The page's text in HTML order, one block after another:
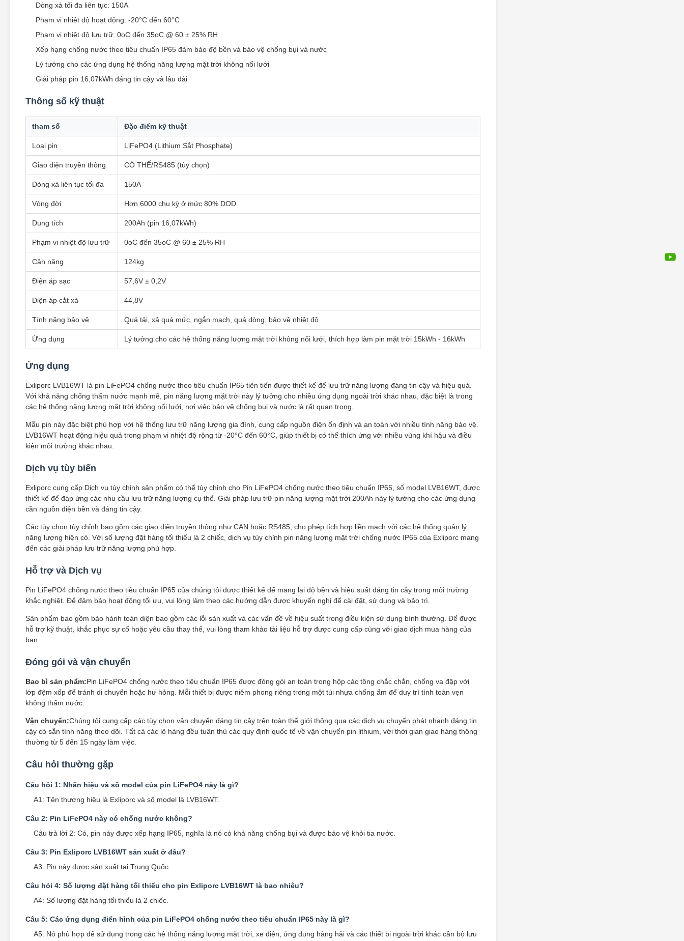
Dòng xả tối đa liên tục: 150A
Phạm vi nhiệt độ hoạt động: -20°C đến 60°C
Phạm vi nhiệt độ lưu trữ: 0oC đến 35oC @ 60 ± 25% RH
Xếp hạng chống nước theo tiêu chuẩn IP65 đảm bảo độ bền và bảo vệ chống bụi và nước
Lý tưởng cho các ứng dụng hệ thống năng lượng mặt trời không nối lưới
Giải pháp pin 16,07kWh đáng tin cậy và lâu dài
Thông số kỹ thuật
tham số Đặc điểm kỹ thuật
Loại pin LiFePO4 (Lithium Sắt Phosphate)
Giao diện truyền thông CÓ THỂ/RS485 (tùy chọn)
Dòng xả liên tục tối đa 150A
Vòng đời Hơn 6000 chu kỳ ở mức 80% DOD
Dung tích 200Ah (pin 16,07kWh)
Phạm vi nhiệt độ lưu trữ 0oC đến 35oC @ 60 ± 25% RH
Cân nặng 124kg
Điện áp sạc 57,6V ± 0,2V
Điện áp cắt xả 44,8V
Tính năng bảo vệ Quá tải, xả quá mức, ngắn mạch, quá dòng, bảo vệ nhiệt độ
Ứng dụng Lý tưởng cho các hệ thống năng lượng mặt trời không nối lưới, thích hợp làm pin mặt trời 15kWh - 16kWh
Ứng dụng
Exliporc LVB16WT là pin LiFePO4 chống nước theo tiêu chuẩn IP65 tiên tiến được thiết kế để lưu trữ năng lượng đáng tin cậy và hiệu quả.
Với khả năng chống thấm nước mạnh mẽ, pin năng lượng mặt trời này lý tưởng cho nhiều ứng dụng ngoài trời khác nhau, đặc biệt là trong
các hệ thống năng lượng mặt trời không nối lưới, nơi việc bảo vệ chống bụi và nước là rất quan trọng.
Mẫu pin này đặc biệt phù hợp với hệ thống lưu trữ năng lượng gia đình, cung cấp nguồn điện ổn định và an toàn với nhiều tính năng bảo vệ.
LVB16WT hoạt động hiệu quả trong phạm vi nhiệt độ rộng từ -20°C đến 60°C, giúp thiết bị có thể thích ứng với nhiều vùng khí hậu và điều
kiện môi trường khác nhau.
Dịch vụ tùy biến
Exliporc cung cấp Dịch vụ tùy chỉnh sản phẩm có thể tùy chỉnh cho Pin LiFePO4 chống nước theo tiêu chuẩn IP65, số model LVB16WT, được
thiết kế để đáp ứng các nhu cầu lưu trữ năng lượng cụ thể. Giải pháp lưu trữ pin năng lượng mặt trời 200Ah này lý tưởng cho các ứng dụng
cần nguồn điện bền và đáng tin cậy.
Các tùy chọn tùy chỉnh bao gồm các giao diện truyền thông như CAN hoặc RS485, cho phép tích hợp liền mạch với các hệ thống quản lý
năng lượng hiện có. Với số lượng đặt hàng tối thiểu là 2 chiếc, dịch vụ tùy chỉnh pin năng lượng mặt trời chống nước IP65 của Exliporc mang
đến các giải pháp lưu trữ năng lượng phù hợp.
Hỗ trợ và Dịch vụ
Pin LiFePO4 chống nước theo tiêu chuẩn IP65 của chúng tôi được thiết kế để mang lại độ bền và hiệu suất đáng tin cậy trong môi trường
khắc nghiệt. Để đảm bảo hoạt động tối ưu, vui lòng làm theo các hướng dẫn được khuyến nghị để cài đặt, sử dụng và bảo trì.
Sản phẩm bao gồm bảo hành toàn diện bao gồm các lỗi sản xuất và các vấn đề về hiệu suất trong điều kiện sử dụng bình thường. Để được
hỗ trợ kỹ thuật, khắc phục sự cố hoặc yêu cầu thay thế, vui lòng tham khảo tài liệu hỗ trợ được cung cấp cùng với giao dịch mua hàng của
bạn.
Đóng gói và vận chuyển
Bao bì sản phẩm:Pin LiFePO4 chống nước theo tiêu chuẩn IP65 được đóng gói an toàn trong hộp các tông chắc chắn, chống va đập với
lớp đệm xốp để tránh di chuyển hoặc hư hỏng. Mỗi thiết bị được niêm phong riêng trong một túi nhựa chống ẩm để duy trì tính toàn vẹn
không thấm nước.
Vận chuyển:Chúng tôi cung cấp các tùy chọn vận chuyển đáng tin cậy trên toàn thế giới thông qua các dịch vụ chuyển phát nhanh đáng tin
cậy có sẵn tính năng theo dõi. Tất cả các lô hàng đều tuân thủ các quy định quốc tế về vận chuyển pin lithium, với thời gian giao hàng thông
thường từ 5 đến 15 ngày làm việc.
Câu hỏi thường gặp
Câu hỏi 1: Nhãn hiệu và số model của pin LiFePO4 này là gì?
A1: Tên thương hiệu là Exliporc và số model là LVB16WT.
Câu 2: Pin LiFePO4 này có chống nước không?
Câu trả lời 2: Có, pin này được xếp hạng IP65, nghĩa là nó có khả năng chống bụi và được bảo vệ khỏi tia nước.
Câu 3: Pin Exliporc LVB16WT sản xuất ở đâu?
A3: Pin này được sản xuất tại Trung Quốc.
Câu hỏi 4: Số lượng đặt hàng tối thiểu cho pin Exliporc LVB16WT là bao nhiêu?
A4: Số lượng đặt hàng tối thiểu là 2 chiếc.
Câu 5: Các ứng dụng điển hình của pin LiFePO4 chống nước theo tiêu chuẩn IP65 này là gì?
A5: Nó phù hợp để sử dụng trong các hệ thống năng lượng mặt trời, xe điện, ứng dụng hàng hải và các thiết bị ngoài trời khác cần bộ lưu